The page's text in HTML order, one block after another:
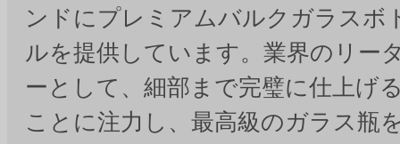
ンドにプレミアムバルクガラスボ
ルを提供しています。業界のリー
ーとして、細部まで完璧に仕上げ
ことに注力し、最高級のガラス瓶